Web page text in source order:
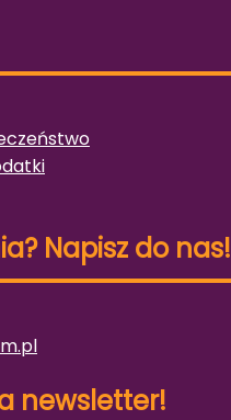
Napisz do nas!
newsletter!